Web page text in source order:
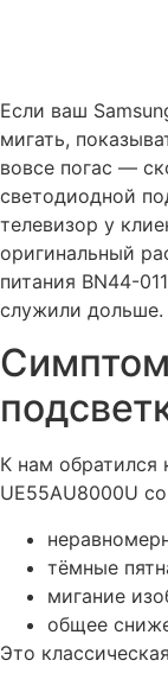
Если ваш
мигать,
вовсе погас —
светодиодной
телевизор у
оригинальный
питания BN44-
служили
К нам обратился
UE55AU8000U
тёмные
мигание
общее
Это